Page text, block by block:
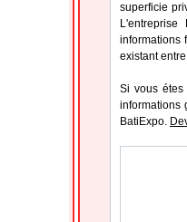
superficie
informations
existant
Si vous étes
informations
BatiExpo.